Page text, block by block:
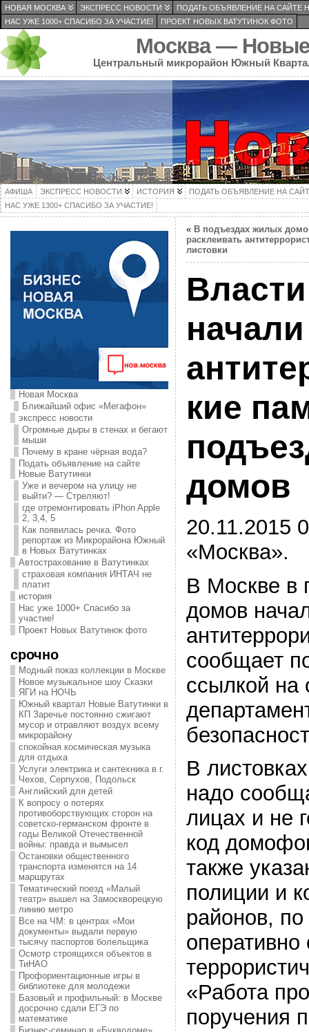
НОВАЯ МОСКВА ЭКСПРЕСС НОВОСТИ
ПОДАТЬ ОБЪЯВЛЕНИЕ НА САЙТЕ
НАС УЖЕ 1000+ СПАСИБО ЗА УЧАСТИЕ!
ПРОЕКТ НОВЫХ ВАТУТИНОК ФОТО
Москва — Новые
Центральный микрорайон Южный
АФИША ЭКСПРЕСС НОВОСТИ ИСТОРИЯ
ПОДАТЬ ОБЪЯВЛЕНИЕ НА
НАС УЖЕ 1300+ СПАСИБО ЗА УЧАСТИЕ!
Новая Москва
Ближайший офис «Мегафон»
экспресс новости
Огромные дыры в стенах и бегают
мыши
Почему в кране чёрная вода?
Подать объявление на сайте
Новые Ватутинки
Уже и вечером на улицу не
выйти? — Стреляют!
где отремонтировать iPhon Apple
2, 3,4, 5
Как появилась речка. Фото
репортаж из Микрорайона Южный
в Новых Ватутинках
Автострахование в Ватутинках
страховая компания ИНТАЧ не
платит
история
Нас уже 1000+ Спасибо за
участие!
Проект Новых Ватутинок фото
срочно
Модный показ коллекции в Москве
Новое музыкальное шоу Сказки
ЯГИ на НОЧЬ
Южный квартал Новые Ватутинки в
КП Заречье постоянно сжигают
мусор и отравляют воздух всему
микрорайону
спокойная космическая музыка
для отдыха
Услуги электрика и сантехника в г.
Чехов, Серпухов, Подольск
Английский для детей
К вопросу о потерях
противоборствующих сторон на
советско-германском фронте в
годы Великой Отечественной
войны: правда и вымысел
Остановки общественного
транспорта изменятся на 14
маршрутах
Тематический поезд «Малый
театр» вышел на Замоскворецкую
линию метро
Все на ЧМ: в центрах «Мои
документы» выдали первую
тысячу паспортов болельщика
Осмотр строящихся объектов в
ТиНАО
Профориентационные игры в
библиотеке для молодежи
Базовый и профильный: в Москве
досрочно сдали ЕГЭ по
математике
« В подъездах жилых
расклеивать
листовки
кие
домов
20.11.2015
«Москва».
В Москве в
домов
сообщает
ссылкой на
В
надо
лицах и не
код
также
полиции и
районов,
оперативно
«Работа
поручения